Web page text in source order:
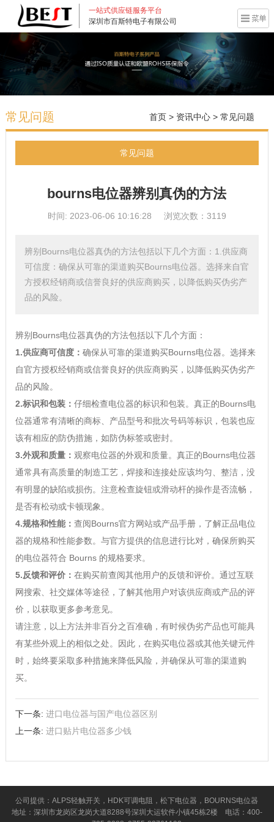
一站式供应链服务平台
深圳市百斯特电子有限公司
常见问题 首页> 资讯中心> 常见问题
常见问题
bourns电位器辨别真伪的方法
时间: 2023-06-06 10:16:28 浏览次数：3119
辨别Bourns电位器真伪的方法包括以下几个方面：1.供应商
可信度：确保从可靠的渠道购买Bourns电位器。选择来自官
方授权经销商或信誉良好的供应商购买，以降低购买伪劣产
品的风险。
辨别Bourns电位器真伪的方法包括以下几个方面：
1.供应商可信度： 确保从可靠的渠道购买Bourns电位器。选择来
自官方授权经销商或信誉良好的供应商购买，以降低购买伪劣产
品的风险。
2.标识和包装： 仔细检查电位器的标识和包装。真正的Bourns电
位器通常有清晰的商标、产品型号和批次号码等标识，包装也应
该有相应的防伪措施，如防伪标签或密封。
3.外观和质量： 观察电位器的外观和质量。真正的Bourns电位器
通常具有高质量的制造工艺，焊接和连接处应该均匀、整洁，没
有明显的缺陷或损伤。注意检查旋钮或滑动杆的操作是否流畅，
是否有松动或卡顿现象。
4.规格和性能： 查阅Bourns官方网站或产品手册，了解正品电位
器的规格和性能参数。与官方提供的信息进行比对，确保所购买
的电位器符合 Bourns 的规格要求。
5.反馈和评价： 在购买前查阅其他用户的反馈和评价。通过互联
网搜索、社交媒体等途径，了解其他用户对该供应商或产品的评
价，以获取更多参考意见。
请注意，以上方法并非百分之百准确，有时候伪劣产品也可能具
有某些外观上的相似之处。因此，在购买电位器或其他关键元件
时，始终要采取多种措施来降低风险，并确保从可靠的渠道购
买。
下一条: 进口电位器与国产电位器区别
上一条: 进口贴片电位器多少钱
公司提供：ALPS轻触开关，HDK可调电阻，松下电位器，BOURNS电位器
地址：深圳市龙岗区龙岗大道8288号深圳大运软件小镇45栋2楼 电话：400-